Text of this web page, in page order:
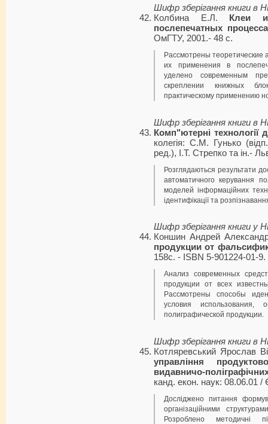
Шифр зберігання книги в
Колбина Е.Л.
Клеи
послепечатных
ОмГТУ, 2001.- 48 с.
Рассмотрены теоретические
их применения в
уделено современным
скреплении книжных
практическому применению
Шифр зберігання книги в
Комп"ютерні технології
колегія: С.М. Гунько
ред.), І.Т. Стрепко та ін.-
Розглядаються результати
автоматичного керування
моделей інформаційних
ідентифікації та
Шифр зберігання книги у
Коншин Андрей
продукции от
158с. - ISBN 5-901224-01-9.
Анализ современных
продукции от всех
Рассмотрены способы
условия
полиграфической продукции.
Шифр зберігання книги в
Котляревський Ярослав
управління
видавничо-
канд. екон. наук: 08.06.01 /
Досліджено питання
організаційними
Розроблено методичні